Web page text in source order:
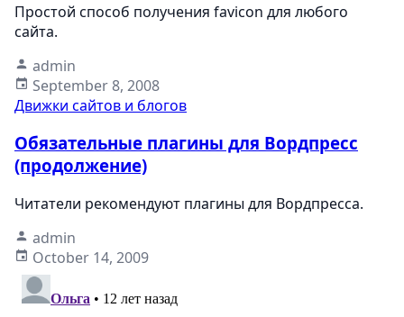
Простой способ получения favicon для любого
сайта.
admin
September 8, 2008
Движки сайтов и блогов
Обязательные плагины для Вордпресс
(продолжение)
Читатели рекомендуют плагины для Вордпресса.
admin
October 14, 2009